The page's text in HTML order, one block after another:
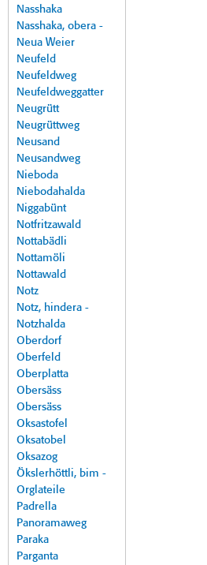
Nasshaka
Nasshaka, obera -
Neua Weier
Neufeld
Neufeldweg
Neufeldweggatter
Neugrütt
Neugrüttweg
Neusand
Neusandweg
Nieboda
Niebodahalda
Niggabünt
Notfritzawald
Nottabädli
Nottamöli
Nottawald
Notz
Notz, hindera -
Notzhalda
Oberdorf
Oberfeld
Oberplatta
Obersäss
Obersäss
Oksastofel
Oksatobel
Oksazog
Ökslerhöttli, bim -
Orglateile
Padrella
Panoramaweg
Paraka
Parganta